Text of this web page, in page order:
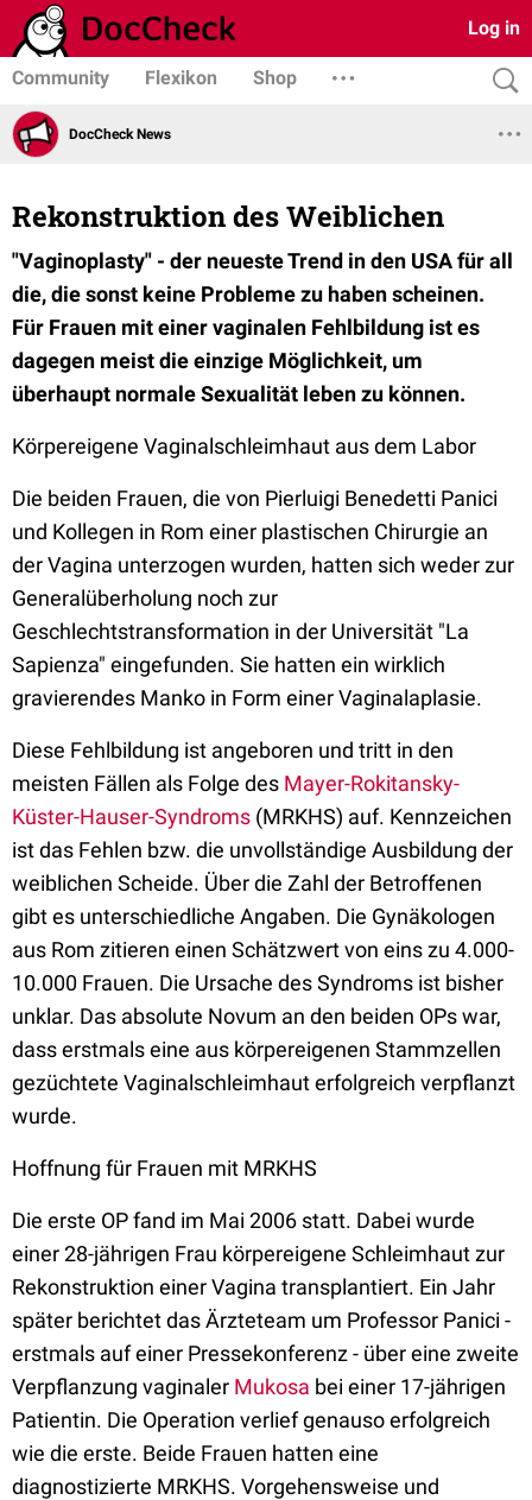
Log in
Community Flexikon Shop
DocCheck News
Rekonstruktion des Weiblichen
"Vaginoplasty" - der neueste Trend in den USA für all
die, die sonst keine Probleme zu haben scheinen.
Für Frauen mit einer vaginalen Fehlbildung ist es
dagegen meist die einzige Möglichkeit, um
überhaupt normale Sexualität leben zu können.
Körpereigene Vaginalschleimhaut aus dem Labor
Die beiden Frauen, die von Pierluigi Benedetti Panici
und Kollegen in Rom einer plastischen Chirurgie an
der Vagina unterzogen wurden, hatten sich weder zur
Generalüberholung noch zur
Geschlechtstransformation in der Universität "La
Sapienza" eingefunden. Sie hatten ein wirklich
gravierendes Manko in Form einer Vaginalaplasie.
Diese Fehlbildung ist angeboren und tritt in den
meisten Fällen als Folge des Mayer-Rokitansky-
Küster-Hauser-Syndroms (MRKHS) auf. Kennzeichen
ist das Fehlen bzw. die unvollständige Ausbildung der
weiblichen Scheide. Über die Zahl der Betroffenen
gibt es unterschiedliche Angaben. Die Gynäkologen
aus Rom zitieren einen Schätzwert von eins zu 4.000-
10.000 Frauen. Die Ursache des Syndroms ist bisher
unklar. Das absolute Novum an den beiden OPs war,
dass erstmals eine aus körpereigenen Stammzellen
gezüchtete Vaginalschleimhaut erfolgreich verpflanzt
wurde.
Hoffnung für Frauen mit MRKHS
Die erste OP fand im Mai 2006 statt. Dabei wurde
einer 28-jährigen Frau körpereigene Schleimhaut zur
Rekonstruktion einer Vagina transplantiert. Ein Jahr
später berichtet das Ärzteteam um Professor Panici -
erstmals auf einer Pressekonferenz - über eine zweite
Verpflanzung vaginaler Mukosa bei einer 17-jährigen
Patientin. Die Operation verlief genauso erfolgreich
wie die erste. Beide Frauen hatten eine
diagnostizierte MRKHS. Vorgehensweise und